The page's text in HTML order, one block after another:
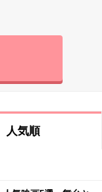
人気順